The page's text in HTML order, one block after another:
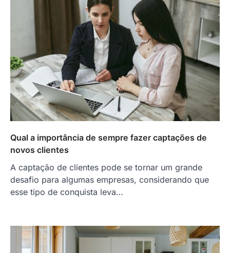
Qual a importância de sempre fazer captações de
novos clientes
A captação de clientes pode se tornar um grande
desafio para algumas empresas, considerando que
esse tipo de conquista leva…